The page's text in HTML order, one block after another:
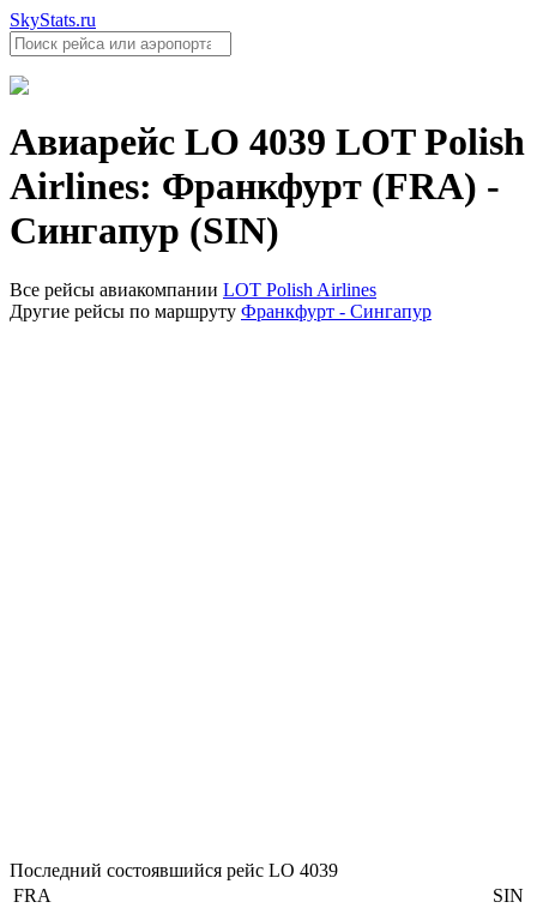
SkyStats.ru
Авиарейс LO 4039 LOT Polish
Airlines: Франкфурт (FRA) -
Сингапур (SIN)
Все рейсы авиакомпании LOT Polish Airlines
Другие рейсы по маршруту Франкфурт - Сингапур
Последний состоявшийся рейс LO 4039
FRA
SIN